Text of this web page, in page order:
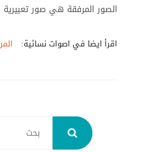
الصور المرفقة هي صور
اقرأ ايضا في اصوات نسائية: